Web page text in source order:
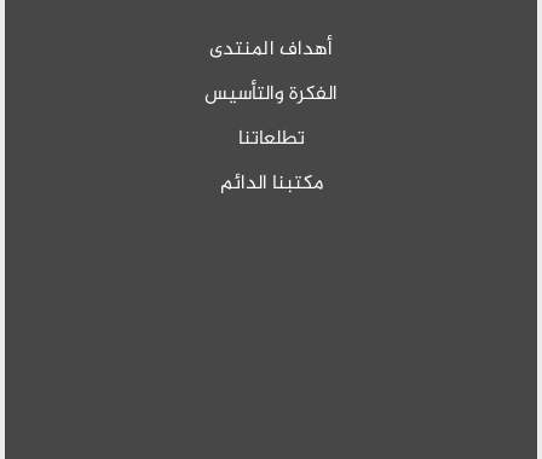
أهداف المنتدى
الفكرة والتأسيس
تطلعاتنا
مكتبنا الدائم